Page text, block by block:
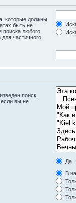
которые должны
быть не
поиска любого
частичного
поиск.
если вы не
Да
В